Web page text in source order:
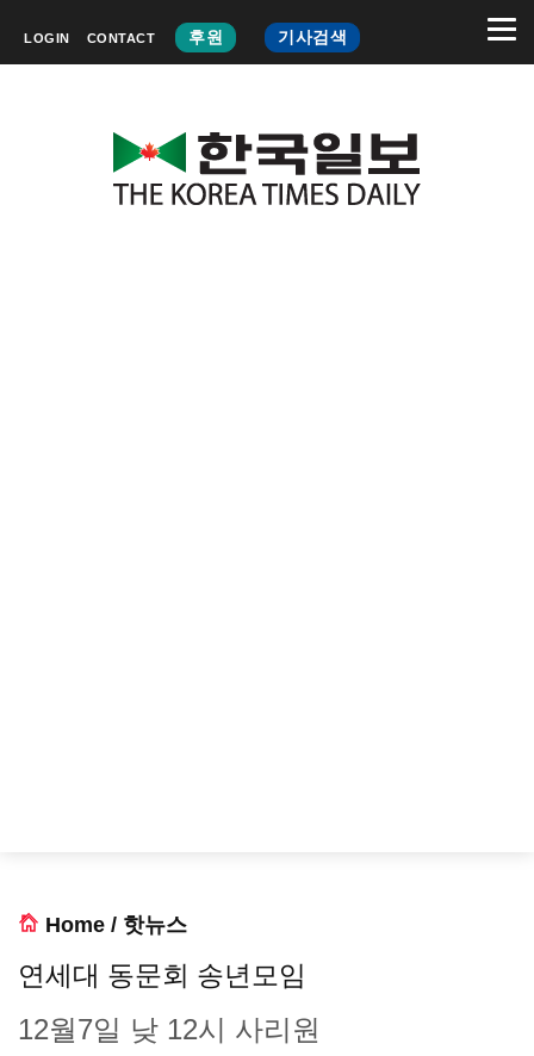
LOGIN CONTACT 후원 기사검색
Home / 핫뉴스
연세대 동문회 송년모임
12월7일 낮 12시 사리원